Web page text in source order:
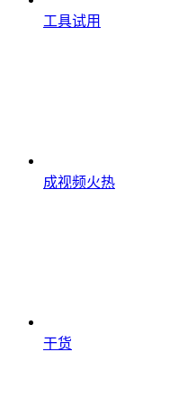
工具试用
成视频火热
干货